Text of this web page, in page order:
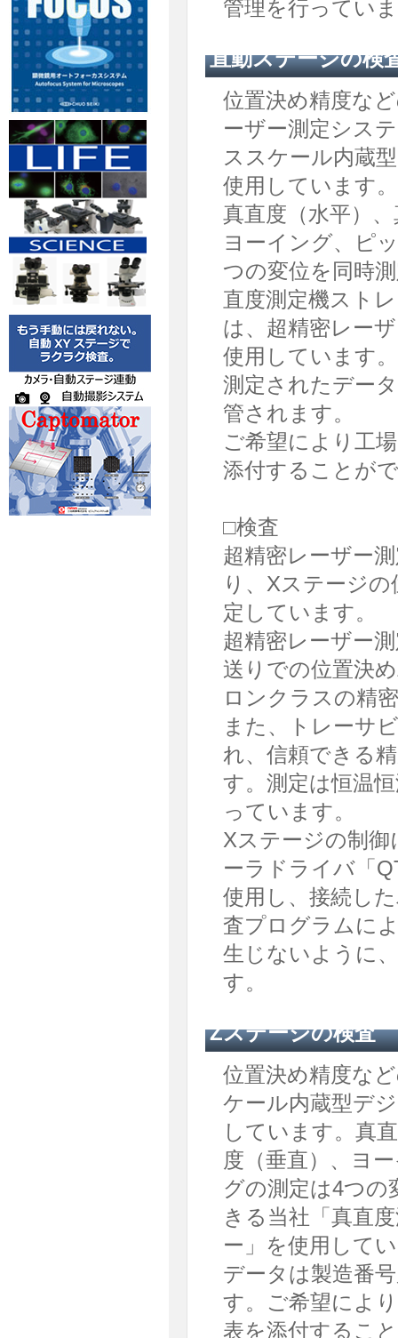
管理を行ってい
直動ステージの検
位置決め精度な
ーザー測定シス
ススケール内蔵
使用しています。
真直度（水平）
ヨーイング、ピ
つの変位を同時
直度測定機スト
は、超精密レー
使用しています。
測定されたデー
管されます。
ご希望により工
添付することが
□検査
超精密レーザー
り、Xステージ
定しています。
超精密レーザー
送りでの位置決
ロンクラスの精
また、トレーサ
れ、信頼できる
す。測定は恒温
っています。
Xステージの制
ーラドライバ「
使用し、接続し
査プログラムに
生じないように
す。
Zステージの検査
位置決め精度な
ケール内蔵型デ
しています。真
度（垂直）、ヨ
グの測定は4つの
きる当社「真直
ー」を使用して
データは製造番
す。ご希望によ
表を添付するこ